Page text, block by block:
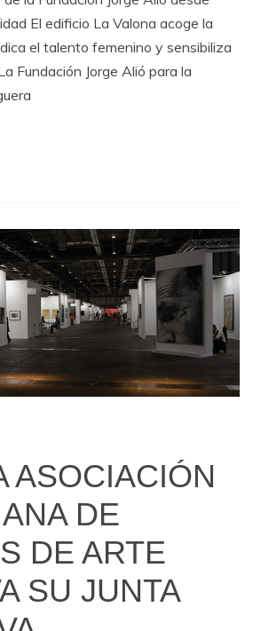
El edificio La Valona acoge la
el talento femenino y sensibiliza
Fundación Jorge Alió para la
ASOCIACIÓN
DE
DE ARTE
SU JUNTA